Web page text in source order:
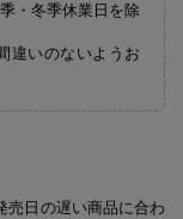
・冬季休業日を除
違いのないようお
売日の遅い商品に合わ